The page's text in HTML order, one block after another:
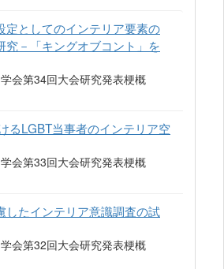
定としてのインテリア要素の
究－「キングオブコント」を
会第34回大会研究発表梗概
るLGBT当事者のインテリア空
会第33回大会研究発表梗概
したインテリア意識調査の試
会第32回大会研究発表梗概